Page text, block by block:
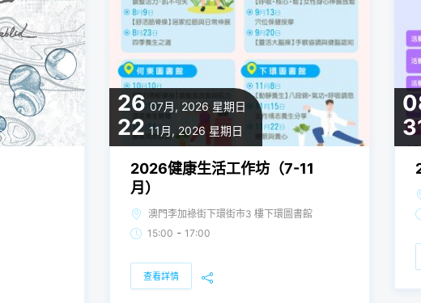
26 07月, 2026 星期日
22 11月, 2026 星期日
2026健康生活工作坊（7-11
月）
澳門李加祿街下環街市3 樓下環圖書館
15:00 - 17:00
查看詳情